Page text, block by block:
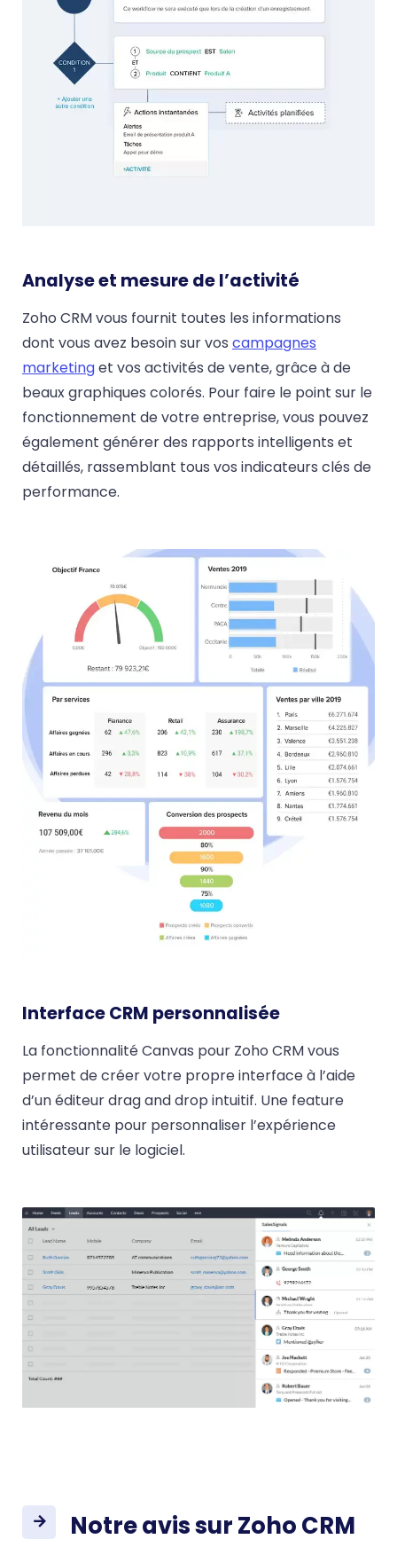
Analyse et mesure de l’activité
Zoho CRM vous fournit toutes les informations
dont vous avez besoin sur vos campagnes
marketinget vos activités de vente, grâce à de
beaux graphiques colorés. Pour faire le point sur le
fonctionnement de votre entreprise, vous pouvez
également générer des rapports intelligents et
détaillés, rassemblant tous vos indicateurs clés de
performance.
Interface CRM personnalisée
La fonctionnalité Canvas pour Zoho CRM vous
permet de créer votre propre interface à l’aide
d’un éditeur drag and drop intuitif. Une feature
intéressante pour personnaliser l’expérience
utilisateur sur le logiciel.
Notre avis sur Zoho CRM